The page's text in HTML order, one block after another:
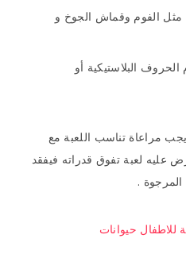
الفوم وقماش الجوخ و
البلاستيكية أو
مراعاة تناسب اللعبة مع
عليه لعبة تفوق قدراته فيفقد
المرجوة .
للاطفال حيوانات